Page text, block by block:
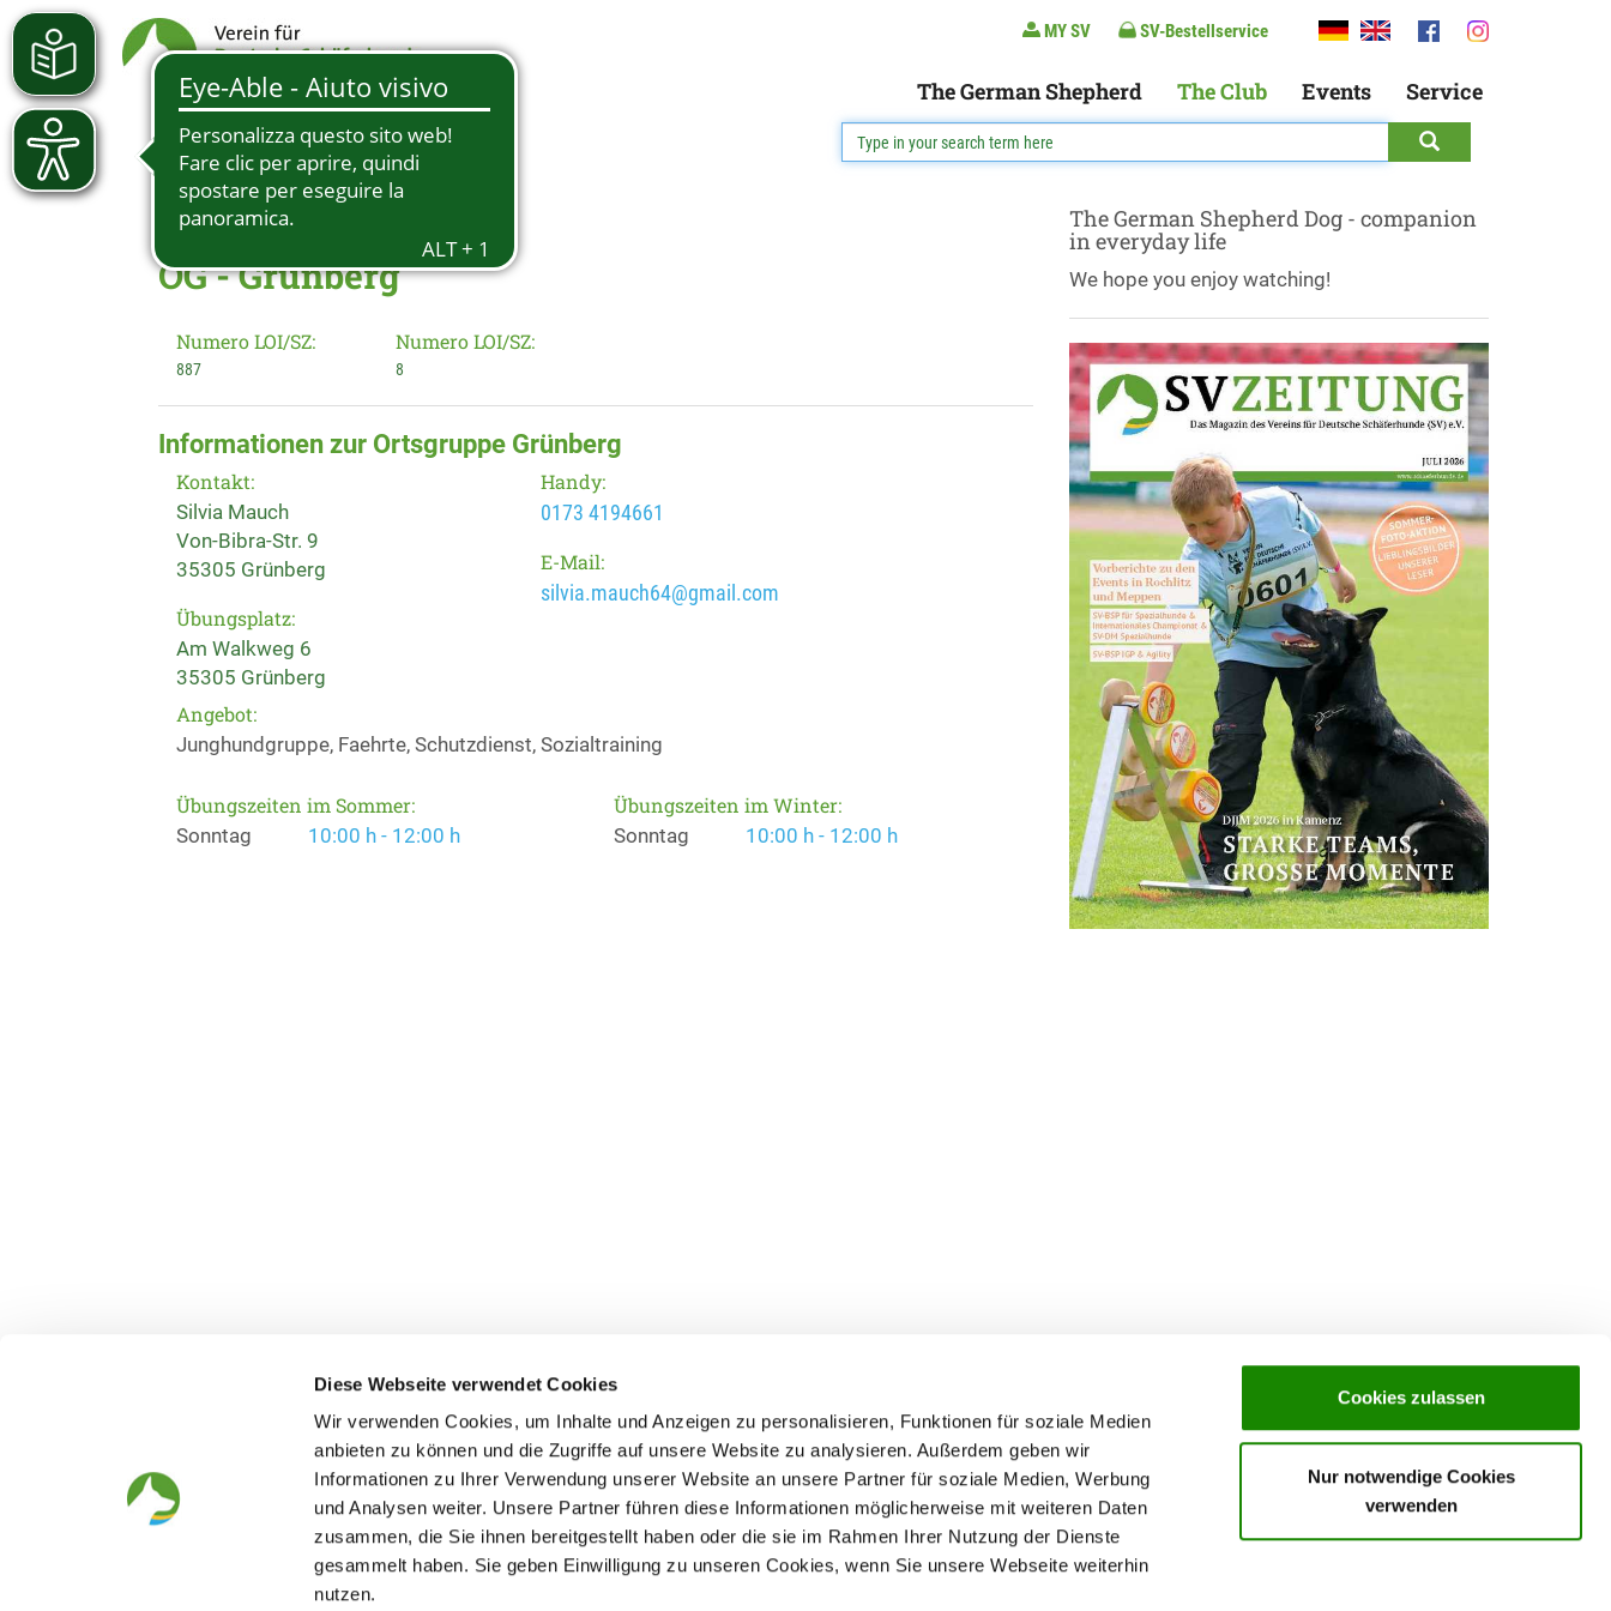
Diese Webseite verwendet Cookies
Wir verwenden Cookies, um Inhalte und Anzeigen zu personalisieren, Funktionen für soziale Medien
anbieten zu können und die Zugriffe auf unsere Website zu analysieren. Außerdem geben wir
Informationen zu Ihrer Verwendung unserer Website an unsere Partner für soziale Medien, Werbung
und Analysen weiter. Unsere Partner führen diese Informationen möglicherweise mit weiteren Daten
zusammen, die Sie ihnen bereitgestellt haben oder die sie im Rahmen Ihrer Nutzung der Dienste
gesammelt haben. Sie geben Einwilligung zu unseren Cookies, wenn Sie unsere Webseite weiterhin
nutzen.
Cookies zulassen
Nur notwendige Cookies
verwenden
MY SV SV-Bestellservice
The German Shepherd The Club Events Service
OG - Grünberg
Numero LOI/SZ:
887
Numero LOI/SZ:
8
Informationen zur Ortsgruppe Grünberg
Kontakt:
Silvia Mauch
Von-Bibra-Str. 9
35305 Grünberg
Übungsplatz:
Am Walkweg 6
35305 Grünberg
Handy:
0173 4194661
E-Mail:
silvia.mauch64@gmail.com
Angebot:
Junghundgruppe, Faehrte, Schutzdienst, Sozialtraining
Übungszeiten im Sommer:
Sonntag 10:00 h - 12:00 h
Übungszeiten im Winter:
Sonntag 10:00 h - 12:00 h
The German Shepherd Dog - companion
in everyday life
We hope you enjoy watching!
The German Shepherd
Everything about the breed
Breeding and upbringing
Helper and saviour
The Club
Structur
SV magazine
Events
Association's main events
Supra-regional events VDH/FCI
Service
Become a member
Paymentsystem